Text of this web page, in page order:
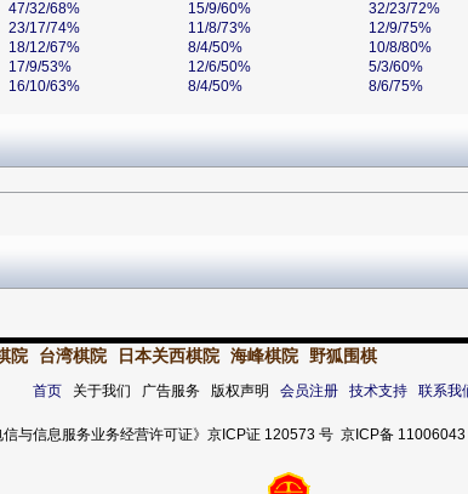
47/32/68% 15/9/60% 32/23/72%
23/17/74% 11/8/73% 12/9/75%
18/12/67% 8/4/50% 10/8/80%
17/9/53% 12/6/50% 5/3/60%
16/10/63% 8/4/50% 8/6/75%
院 台湾棋院 日本关西棋院 海峰棋院 野狐围棋
首页关于我们 广告服务 版权声明 会员注册 技术支持 联系我
信与信息服务业务经营许可证》京ICP证 120573 号 京ICP备